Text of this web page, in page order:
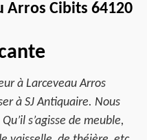
Arros Cibits 64120
à Larceveau Arros
à SJ Antiquaire. Nous
s’agisse de meuble,